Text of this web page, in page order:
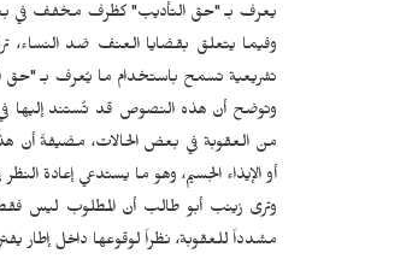
يعرف بـ "حق التأديب" كظرف مخفف في
وفيما يتعلق بقضايا العنف ضد النساء،
تشريعية تسمح باستخدام ما يُعرف بـ
وتوضح أن هذه النصوص قد تُستند إليها في
من العقوبة في بعض الحالات، مضيفةً أن
أو الإيذاء الجسيم، وهو ما يستدعي إعادة
وترى زينب أبو طالب أن المطلوب ليس
مشدداً للعقوبة، نظراً لوقوعها داخل إطار